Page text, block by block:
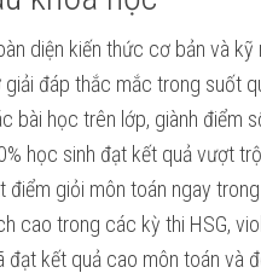
diện kiến thức cơ bản và
đáp thắc mắc trong suốt
bài học trên lớp, giành điểm
học sinh đạt kết quả vượt
điểm giỏi môn toán ngay
cao trong các kỳ thi HSG,
đạt kết quả cao môn toán và